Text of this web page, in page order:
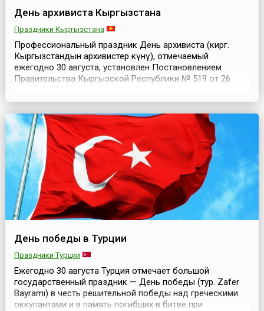
День архивиста Кыргызстана
Праздники Кыргызстана
Профессиональный праздник День архивиста (кирг.
Кыргызстандын архивистер күнү), отмечаемый
ежегодно 30 августа, установлен Постановлением
Правительства Кыргызской Республики № 519 от 26
коллегии Государственного архивного агентства при
Правительстве Кыргызской Республики.30 августа 1926
года облисполком Киргизской автономной области
(КАО) принял ...
День победы в Турции
Праздники Турции
Ежегодно 30 августа Турция отмечает большой
государственный праздник — День победы (тур. Zafer
Bayramı) в честь решительной победы над греческими
оккупантами и в память погибших в битве при